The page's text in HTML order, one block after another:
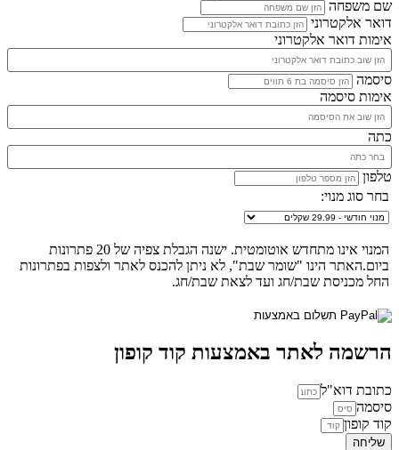
שם משפחה
דואר אלקטרוני
אימות דואר אלקטרוני
סיסמה
אימות סיסמה
כתה
טלפון
בחר סוג מנוי:
המנוי אינו מתחדש אוטומטית. ישנה הגבלת צפיה של 20 פתרונות
ביום.האתר הינו "שומר שבת", לא ניתן להכנס לאתר ולצפות בפתרונות
החל מכניסת שבת/חג ועד לצאת שבת/חג.
הרשמה לאתר באמצעות קוד קופון
כתובת דוא"ל
סיסמה
קוד קופון
שליחה